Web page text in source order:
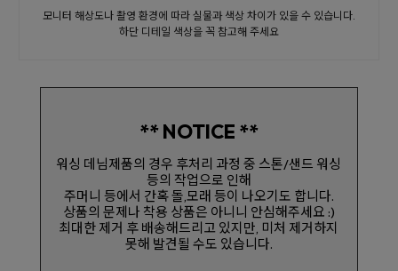
모니터 해상도나 촬영 환경에 따라 실물과 색상 차이가 있을 수 있습니다.
하단 디테일 색상을 꼭 참고해 주세요
** NOTICE **
워싱 데님제품의 경우 후처리 과정 중 스톤/샌드 워싱
등의 작업으로 인해
주머니 등에서 간혹 돌,모래 등이 나오기도 합니다.
상품의 문제나 착용 상품은 아니니 안심해주세요 :)
최대한 제거 후 배송해드리고 있지만, 미처 제거하지
못해 발견될 수도 있습니다.